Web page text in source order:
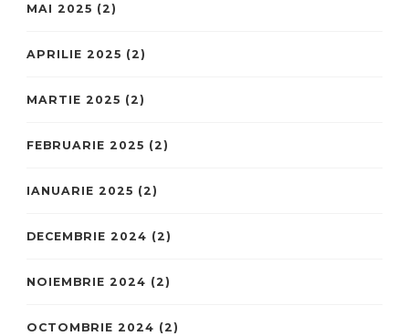
MAI 2025 (2)
APRILIE 2025 (2)
MARTIE 2025 (2)
FEBRUARIE 2025 (2)
IANUARIE 2025 (2)
DECEMBRIE 2024 (2)
NOIEMBRIE 2024 (2)
OCTOMBRIE 2024 (2)